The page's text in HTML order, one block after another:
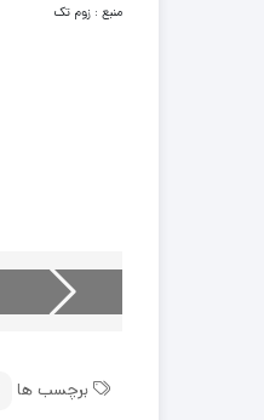
منبع : زوم تک
برچسب ها